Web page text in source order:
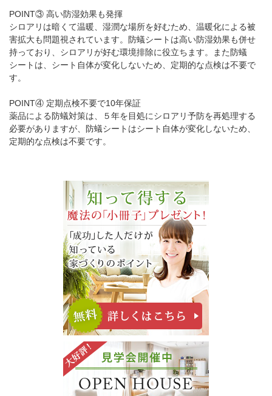
POINT③ 高い防湿効果も発揮
シロアリは暗くて温暖、湿潤な場所を好むため、温暖化による被
害拡大も問題視されています。防蟻シートは高い防湿効果も併せ
持っており、シロアリが好む環境排除に役立ちます。また防蟻
シートは、シート自体が変化しないため、定期的な点検は不要で
す。
POINT④ 定期点検不要で10年保証
薬品による防蟻対策は、５年を目処にシロアリ予防を再処理する
必要がありますが、防蟻シートはシート自体が変化しないため、
定期的な点検は不要です。